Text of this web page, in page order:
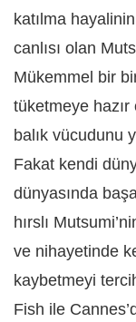
katılma
canlısı olan
Mükemmel bir
tüketmeye
balık vücudunu
Fakat kendi
dünyasında
hırslı
ve nihayetinde
kaybetmeyi
Fish ile